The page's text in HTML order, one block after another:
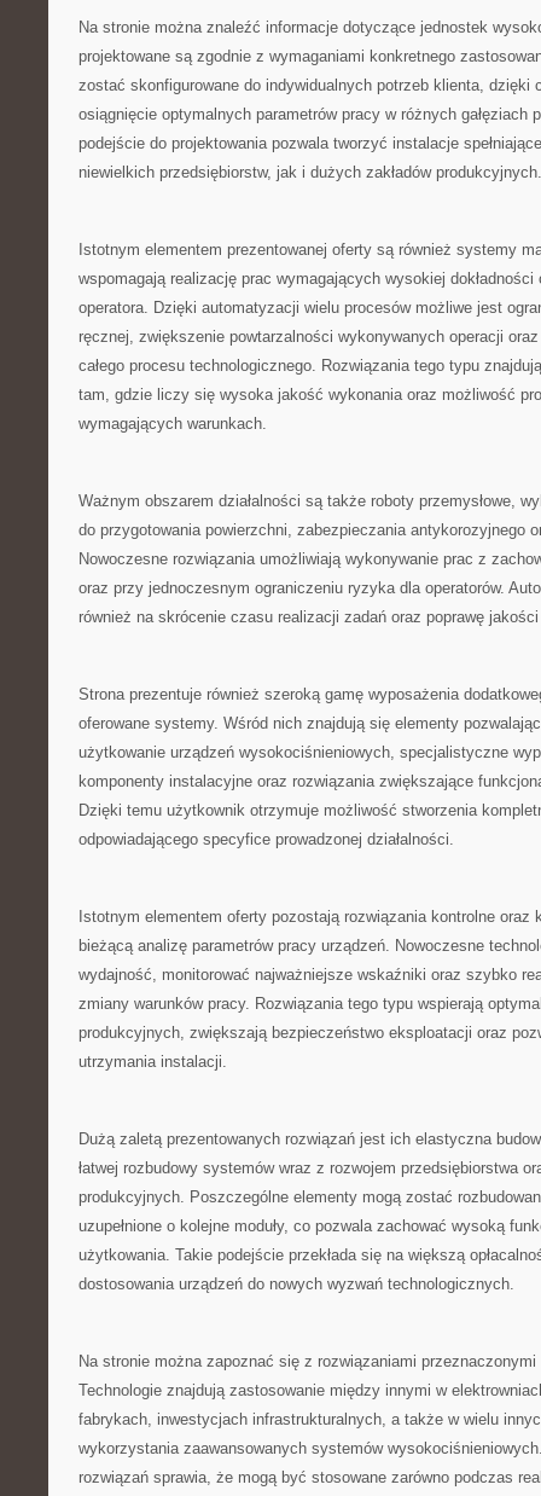
Na stronie można znaleźć informacje dotyczące jednostek
projektowane są zgodnie z wymaganiami konkretnego
zostać skonfigurowane do indywidualnych potrzeb klienta, dzięki
osiągnięcie optymalnych parametrów pracy w różnych gałęziach
podejście do projektowania pozwala tworzyć instalacje
niewielkich przedsiębiorstw, jak i dużych zakładów
Istotnym elementem prezentowanej oferty są również systemy
wspomagają realizację prac wymagających wysokiej
operatora. Dzięki automatyzacji wielu procesów możliwe jest
ręcznej, zwiększenie powtarzalności wykonywanych operacji
całego procesu technologicznego. Rozwiązania tego typu
tam, gdzie liczy się wysoka jakość wykonania oraz możliwość
wymagających warunkach.
Ważnym obszarem działalności są także roboty przemysłowe,
do przygotowania powierzchni, zabezpieczania antykorozyjnego
Nowoczesne rozwiązania umożliwiają wykonywanie prac z
oraz przy jednoczesnym ograniczeniu ryzyka dla operatorów.
również na skrócenie czasu realizacji zadań oraz poprawę
Strona prezentuje również szeroką gamę wyposażenia
oferowane systemy. Wśród nich znajdują się elementy
użytkowanie urządzeń wysokociśnieniowych, specjalistyczne
komponenty instalacyjne oraz rozwiązania zwiększające
Dzięki temu użytkownik otrzymuje możliwość stworzenia
odpowiadającego specyfice prowadzonej działalności.
Istotnym elementem oferty pozostają rozwiązania kontrolne oraz
bieżącą analizę parametrów pracy urządzeń. Nowoczesne
wydajność, monitorować najważniejsze wskaźniki oraz szybko
zmiany warunków pracy. Rozwiązania tego typu wspierają
produkcyjnych, zwiększają bezpieczeństwo eksploatacji oraz
utrzymania instalacji.
Dużą zaletą prezentowanych rozwiązań jest ich elastyczna
łatwej rozbudowy systemów wraz z rozwojem przedsiębiorstwa
produkcyjnych. Poszczególne elementy mogą zostać
uzupełnione o kolejne moduły, co pozwala zachować wysoką
użytkowania. Takie podejście przekłada się na większą
dostosowania urządzeń do nowych wyzwań technologicznych.
Na stronie można zapoznać się z rozwiązaniami przeznaczonymi
Technologie znajdują zastosowanie między innymi w
fabrykach, inwestycjach infrastrukturalnych, a także w wielu
wykorzystania zaawansowanych systemów
rozwiązań sprawia, że mogą być stosowane zarówno podczas